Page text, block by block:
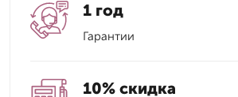
1 год
Гарантии
10% скидка